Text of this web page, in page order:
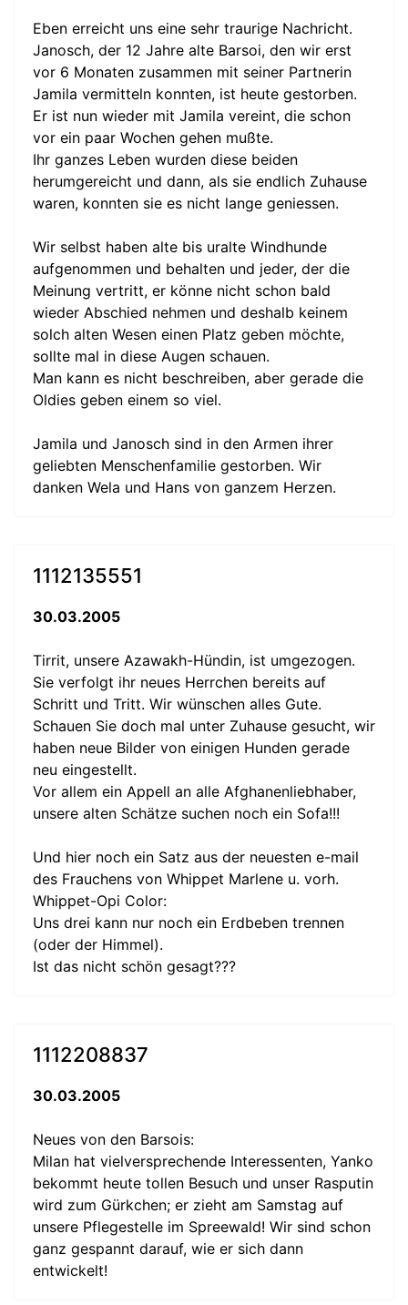
Eben erreicht uns eine sehr traurige Nachricht.
Janosch, der 12 Jahre alte Barsoi, den wir erst
vor 6 Monaten zusammen mit seiner Partnerin
Jamila vermitteln konnten, ist heute gestorben.
Er ist nun wieder mit Jamila vereint, die schon
vor ein paar Wochen gehen mußte.
Ihr ganzes Leben wurden diese beiden
herumgereicht und dann, als sie endlich Zuhause
waren, konnten sie es nicht lange geniessen.
Wir selbst haben alte bis uralte Windhunde
aufgenommen und behalten und jeder, der die
Meinung vertritt, er könne nicht schon bald
wieder Abschied nehmen und deshalb keinem
solch alten Wesen einen Platz geben möchte,
sollte mal in diese Augen schauen.
Man kann es nicht beschreiben, aber gerade die
Oldies geben einem so viel.
Jamila und Janosch sind in den Armen ihrer
geliebten Menschenfamilie gestorben. Wir
danken Wela und Hans von ganzem Herzen.
1112135551
30.03.2005
Tirrit, unsere Azawakh-Hündin, ist umgezogen.
Sie verfolgt ihr neues Herrchen bereits auf
Schritt und Tritt. Wir wünschen alles Gute.
Schauen Sie doch mal unter Zuhause gesucht, wir
haben neue Bilder von einigen Hunden gerade
neu eingestellt.
Vor allem ein Appell an alle Afghanenliebhaber,
unsere alten Schätze suchen noch ein Sofa!!!
Und hier noch ein Satz aus der neuesten e-mail
des Frauchens von Whippet Marlene u. vorh.
Whippet-Opi Color:
Uns drei kann nur noch ein Erdbeben trennen
(oder der Himmel).
Ist das nicht schön gesagt???
1112208837
30.03.2005
Neues von den Barsois:
Milan hat vielversprechende Interessenten, Yanko
bekommt heute tollen Besuch und unser Rasputin
wird zum Gürkchen; er zieht am Samstag auf
unsere Pflegestelle im Spreewald! Wir sind schon
ganz gespannt darauf, wie er sich dann
entwickelt!